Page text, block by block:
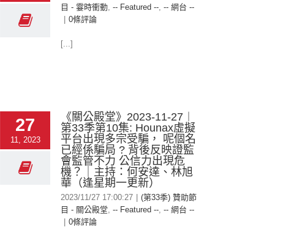
目 - 霎時衝動, -- Featured --, -- 網台 --
0條評論
[...]
27
11, 2023
《關公殿堂》2023-11-27︱
第33季第10集: Hounax虛擬
平台出現多宗受騙， 呢個名
已經係騙局 ? 背後反映證監
會監管不力 公信力出現危
機？｜主持：何安達、林旭
華（逢星期一更新）
2023/11/27 17:00:27
(第33季) 贊助節
目 - 關公殿堂, -- Featured --, -- 網台 --
0條評論